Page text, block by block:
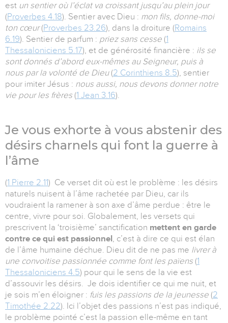
est un sentier où l’éclat va croissant jusqu’au plein jour
(Proverbes 4.18). Sentier avec Dieu : mon fils, donne-moi
ton cœur(Proverbes 23.26), dans la droiture (Romains
6.19). Sentier de parfum : priez sans cesse (1
Thessaloniciens 5.17), et de générosité financière : ils se
sont donnés d’abord eux-mêmes au Seigneur, puis à
nous par la volonté de Dieu(2 Corinthiens 8.5), sentier
pour imiter Jésus : nous aussi, nous devons donner notre
vie pour les frères(1 Jean 3.16).
Je vous exhorte à vous abstenir des
désirs charnels qui font la guerre à
l’âme
(1 Pierre 2.11) Ce verset dit où est le problème : les désirs
naturels nuisent à l’âme rachetée par Dieu, car ils
voudraient la ramener à son axe d’âme perdue : être le
centre, vivre pour soi. Globalement, les versets qui
prescrivent la ‘troisième’ sanctification mettent en garde
contre ce qui est passionnel , c’est à dire ce qui est élan
de l’âme humaine déchue. Dieu dit de ne pas me livrer à
une convoitise passionnée comme font les païens(1
Thessaloniciens 4.5) pour qui le sens de la vie est
d’assouvir les désirs. Je dois identifier ce qui me nuit, et
je sois m’en éloigner : fuis les passions de la jeunesse (2
Timothée 2.22). Ici l’objet des passions n’est pas indiqué,
le problème pointé c’est la passion elle-même en tant